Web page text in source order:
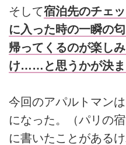
そして宿泊先のチェ
に入った時の一瞬の
帰ってくるのが楽し
け……と思うかが決ま
今回のアパルトマン
になった。（パリの
に書いたことがある